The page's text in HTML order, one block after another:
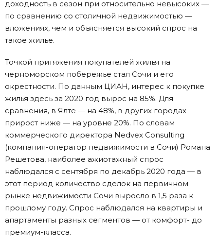
доходность в сезон при относительно невысоких —
по сравнению со столичной недвижимостью —
вложениях, чем и объясняется высокий спрос на
такое жилье.
Точкой притяжения покупателей жилья на
черноморском побережье стал Сочи и его
окрестности. По данным ЦИАН, интерес к покупке
жилья здесь за 2020 год вырос на 85%. Для
сравнения, в Ялте — на 48%, в других городах
прирост ниже — на уровне 20%. По словам
коммерческого директора Nedvex Consulting
(компания-оператор недвижимости в Сочи) Романа
Решетова, наиболее ажиотажный спрос
наблюдался с сентября по декабрь 2020 года — в
этот период количество сделок на первичном
рынке недвижимости Сочи выросло в 1,5 раза к
прошлому году. Спрос наблюдался на квартиры и
апартаменты разных сегментов — от комфорт- до
премиум-класса.